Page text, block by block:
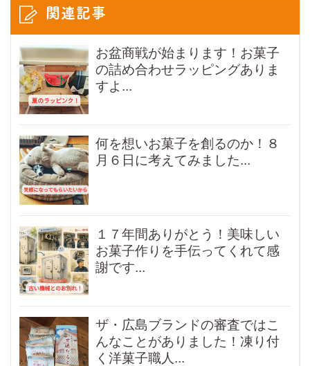
関連記事
お盆商戦が始まります！お菓子
の詰め合わせラッピングありま
すよ...
何を想いお菓子を創るのか！８
月６日に考えてみました...
１７年間ありがとう！美味しい
お菓子作りを手伝ってくれて感
謝です...
ザ・広島ブランドの審査ではこ
んなことがありました！凍り付
く洋菓子職人...